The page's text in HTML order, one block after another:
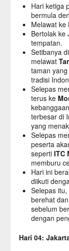
Hari ketiga
bermula
Melawat ke
Bertolak ke
tempatan.
Setibanya
melawat
taman
tradisi
Selepas
terus ke
terbesar di
yang
Selepas
peserta
seperti ITC
memburu
Hari ini
diikuti
Selepas
berehat
sebelum
dengan
Hari 04: